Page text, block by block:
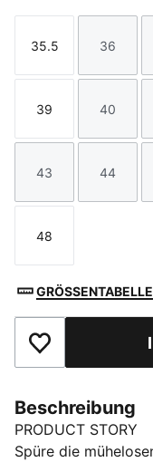
Größe
35.5
Größe
36
Größe
39
Größe
40
Größe
43
Größe
44
Größe
48
GRÖSSENTABELLE
Zu Favoriten
Beschreibung
PRODUCT STORY
Spüre die